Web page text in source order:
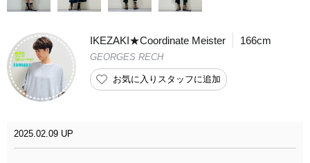
IKEZAKI★Coordinate Meister 166cm
GEORGES RECH
お気に入りスタッフに追加
2025.02.09 UP